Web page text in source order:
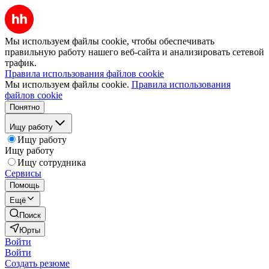
Мы используем файлы cookie, чтобы обеспечивать
правильную работу нашего веб-сайта и анализировать сетевой
трафик.
Правила использования файлов cookie
Мы используем файлы cookie. Правила использования
файлов cookie
Понятно
Ищу работу
Ищу работу
Ищу работу
Ищу сотрудника
Сервисы
Помощь
Ещё
Поиск
Юрты
Войти
Войти
Создать резюме